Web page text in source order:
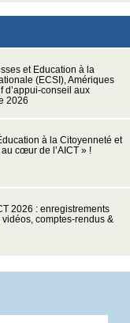
et Education à la
(ECSI), Amériques
d’appui-conseil aux
2026
à la Citoyenneté et
cœur de l’AICT » !
2026 : enregistrements
comptes-rendus &